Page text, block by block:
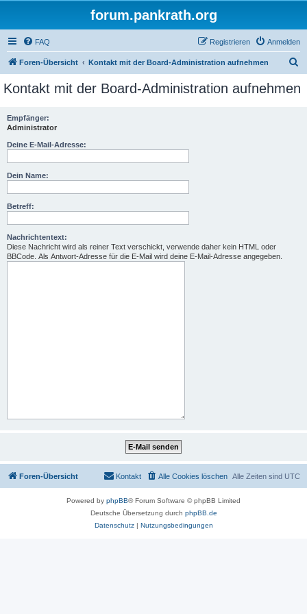
forum.pankrath.org
FAQ Anmelden
Registrieren
Foren-Übersicht Kontakt mit der Board-Administration aufnehmen
c
Kontakt mit der Board-Administration aufnehmen
Empfänger:
Administrator
Deine E-Mail-Adresse:
Dein Name:
Betreff:
Nachrichtentext:
Diese Nachricht wird als reiner Text verschickt, verwende daher kein HTML oder
BBCode. Als Antwort-Adresse für die E-Mail wird deine E-Mail-Adresse angegeben.
Foren-Übersicht Alle Zeiten sind UTC
Alle Cookies löschen
Kontakt
Powered by phpBB® Forum Software © phpBB Limited
Deutsche Übersetzung durch phpBB.de
Datenschutz| Nutzungsbedingungen